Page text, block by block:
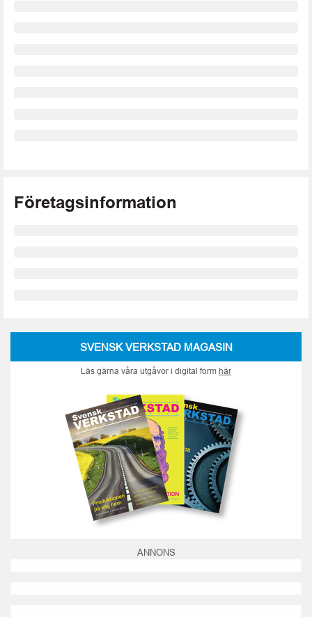
Företagsinformation
SVENSK VERKSTAD MAGASIN
Läs gärna våra utgåvor i digital form här
ANNONS